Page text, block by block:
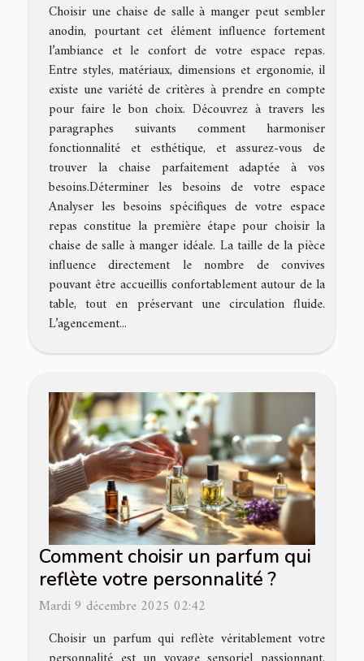
Choisir une chaise de salle à manger peut sembler
anodin, pourtant cet élément influence fortement
l’ambiance et le confort de votre espace repas.
Entre styles, matériaux, dimensions et ergonomie, il
existe une variété de critères à prendre en compte
pour faire le bon choix. Découvrez à travers les
paragraphes suivants comment harmoniser
fonctionnalité et esthétique, et assurez-vous de
trouver la chaise parfaitement adaptée à vos
besoins.Déterminer les besoins de votre espace
Analyser les besoins spécifiques de votre espace
repas constitue la première étape pour choisir la
chaise de salle à manger idéale. La taille de la pièce
influence directement le nombre de convives
pouvant être accueillis confortablement autour de la
table, tout en préservant une circulation fluide.
L’agencement...
Comment choisir un parfum qui
reflète votre personnalité ?
Mardi 9 décembre 2025 02:42
Choisir un parfum qui reflète véritablement votre